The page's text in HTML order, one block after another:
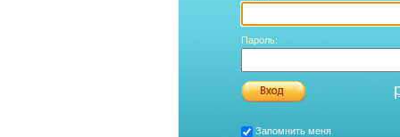
Пароль:
Запомнить меня